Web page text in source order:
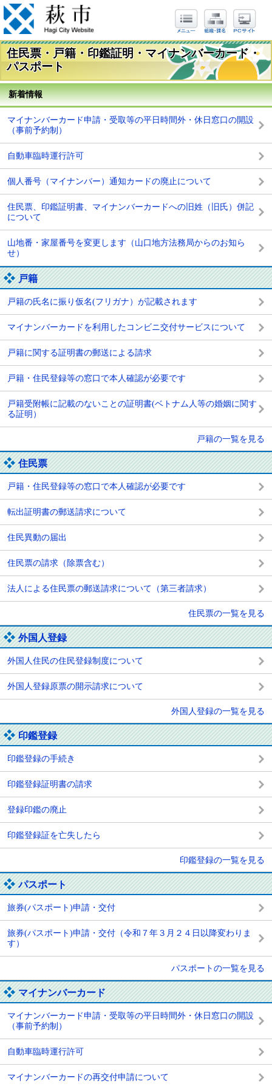
住民票・戸籍・印鑑証明・マイナンバーカード・
パスポート
新着情報
マイナンバーカード申請・受取等の平日時間外・休日窓口の開設
（事前予約制）
自動車臨時運行許可
個人番号（マイナンバー）通知カードの廃止について
住民票、印鑑証明書、マイナンバーカードへの旧姓（旧氏）併記
について
山地番・家屋番号を変更します（山口地方法務局からのお知ら
せ）
戸籍
戸籍の氏名に振り仮名(フリガナ）が記載されます
マイナンバーカードを利用したコンビニ交付サービスについて
戸籍に関する証明書の郵送による請求
戸籍・住民登録等の窓口で本人確認が必要です
戸籍受附帳に記載のないことの証明書(ベトナム人等の婚姻に関す
る証明）
戸籍の一覧を見る
住民票
戸籍・住民登録等の窓口で本人確認が必要です
転出証明書の郵送請求について
住民異動の届出
住民票の請求（除票含む）
法人による住民票の郵送請求について（第三者請求）
住民票の一覧を見る
外国人登録
外国人住民の住民登録制度について
外国人登録原票の開示請求について
外国人登録の一覧を見る
印鑑登録
印鑑登録の手続き
印鑑登録証明書の請求
登録印鑑の廃止
印鑑登録証を亡失したら
印鑑登録の一覧を見る
パスポート
旅券(パスポート)申請・交付
旅券(パスポート)申請・交付（令和７年３月２４日以降変わりま
す）
パスポートの一覧を見る
マイナンバーカード
マイナンバーカード申請・受取等の平日時間外・休日窓口の開設
（事前予約制）
自動車臨時運行許可
マイナンバーカードの再交付申請について